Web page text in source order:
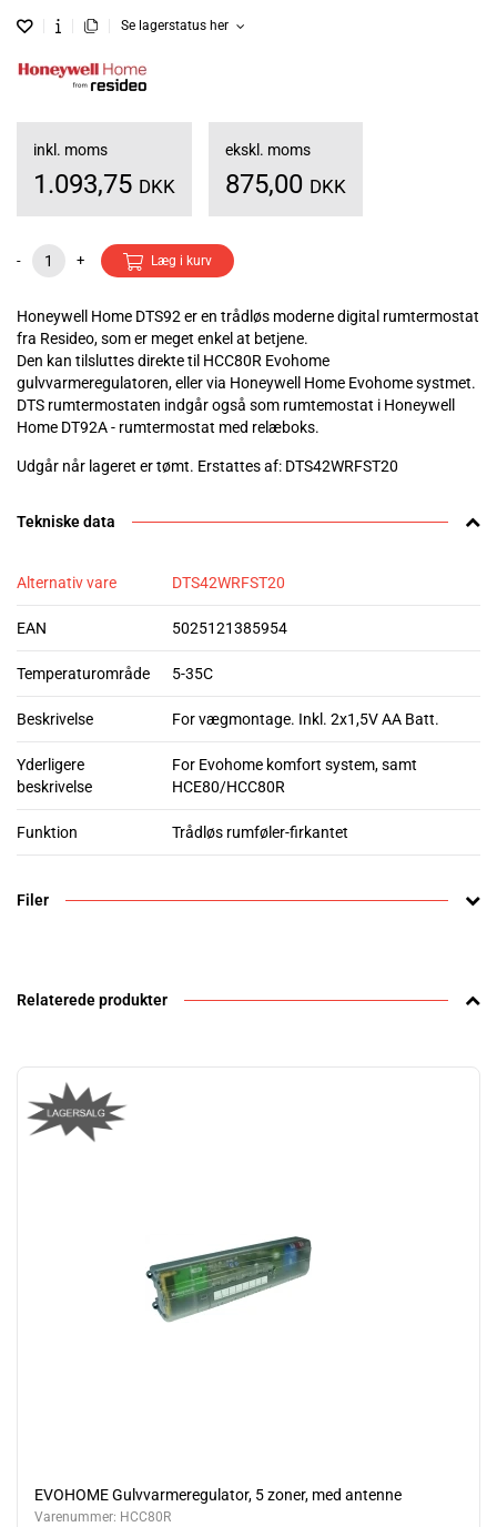
Se lagerstatus her
inkl. moms
1.093,75 DKK
ekskl. moms
875,00 DKK
- + Læg i kurv
Honeywell Home DTS92 er en trådløs moderne digital rumtermostat
fra Resideo, som er meget enkel at betjene.
Den kan tilsluttes direkte til HCC80R Evohome
gulvvarmeregulatoren, eller via Honeywell Home Evohome systmet.
DTS rumtermostaten indgår også som rumtemostat i Honeywell
Home DT92A - rumtermostat med relæboks.
Udgår når lageret er tømt. Erstattes af: DTS42WRFST20
Tekniske data
Alternativ vare DTS42WRFST20
EAN 5025121385954
Temperaturområde 5-35C
Beskrivelse For vægmontage. Inkl. 2x1,5V AA Batt.
Yderligere
beskrivelse
For Evohome komfort system, samt
HCE80/HCC80R
Funktion Trådløs rumføler-firkantet
Filer
Relaterede produkter
EVOHOME Gulvvarmeregulator, 5 zoner, med antenne
Varenummer: HCC80R